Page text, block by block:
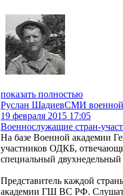
показать полностью
Руслан ШадиевСМИ военной
19 февраля 2015 17:05
Военнослужащие стран-
На базе Военной академии
участников ОДКБ,
специальный двухнедельный
Представитель каждой
академии ГШ ВС РФ.